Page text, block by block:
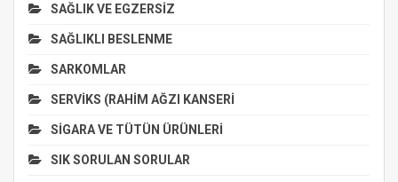
SAĞLIK VE EGZERSİZ
SAĞLIKLI BESLENME
SARKOMLAR
SERVİKS (RAHİM AĞZI KANSERİ
SİGARA VE TÜTÜN ÜRÜNLERİ
SIK SORULAN SORULAR